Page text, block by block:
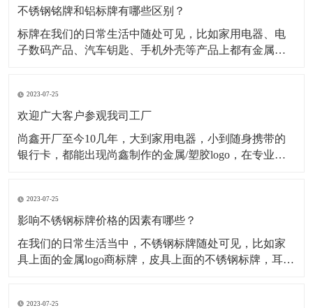
不锈钢铭牌和铝标牌有哪些区别？
标牌在我们的日常生活中随处可见，比如家用电器、电
子数码产品、汽车钥匙、手机外壳等产品上都有金属标
锈钢材质、铝合金材质、金属纯镍材质、锌合金材质
等，今天小编主要为大家介绍不锈钢铭牌和铝标牌有哪
些不一样。一、
2023-07-25
欢迎广大客户参观我司工厂
尚鑫开厂至今10几年，大到家用电器，小到随身携带的
银行卡，都能出现尚鑫制作的金属/塑胶logo，在专业的
作的客户审厂的日子，他们一行有5人，这5人分工明
确，各自审核自己负责的部分
2023-07-25
影响不锈钢标牌价格的因素有哪些？
​在我们的日常生活当中，不锈钢标牌随处可见，比如家
具上面的金属logo商标牌，皮具上面的不锈钢标牌，耳机
2023-07-25